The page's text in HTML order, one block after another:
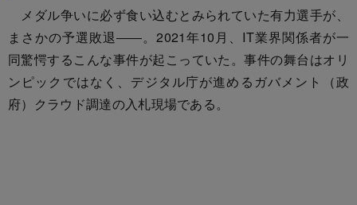
メダル争いに必ず食い込むとみられていた有力選手が、
まさかの予選敗退――。2021年10月、IT業界関係者が一
同驚愕するこんな事件が起こっていた。事件の舞台はオリ
ンピックではなく、デジタル庁が進めるガバメント（政
府）クラウド調達の入札現場である。